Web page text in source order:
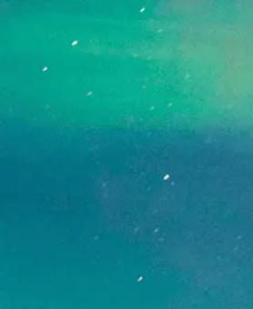
[%new:New%]
[%title%]